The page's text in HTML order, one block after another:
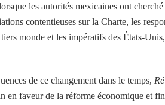
les autorités mexicaines ont
contentieuses sur la Charte, les
monde et les impératifs des États-
de ce changement dans le temps,
en faveur de la réforme économique et